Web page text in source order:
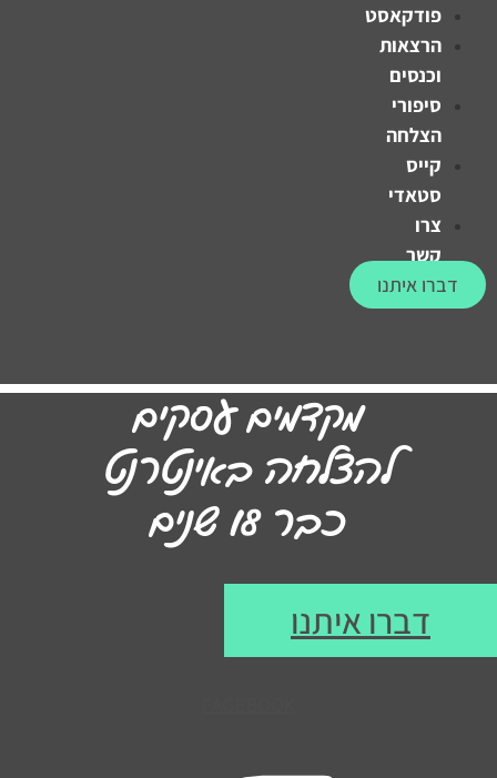
פודקאסט
הרצאות
וכנסים
סיפורי
הצלחה
קייס
סטאדי
צרו
קשר
דברו איתנו
מקדמים עסקים
להצלחה באינטרנט
כבר 18 שנים
דברו איתנו